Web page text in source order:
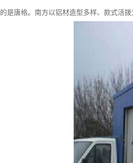
的是唐格。南方以铝材造型多样、款式活